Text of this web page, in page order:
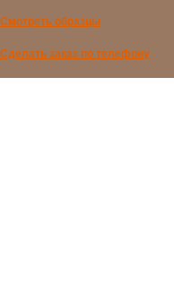
Смотреть образцы
Сделать заказ по телефону